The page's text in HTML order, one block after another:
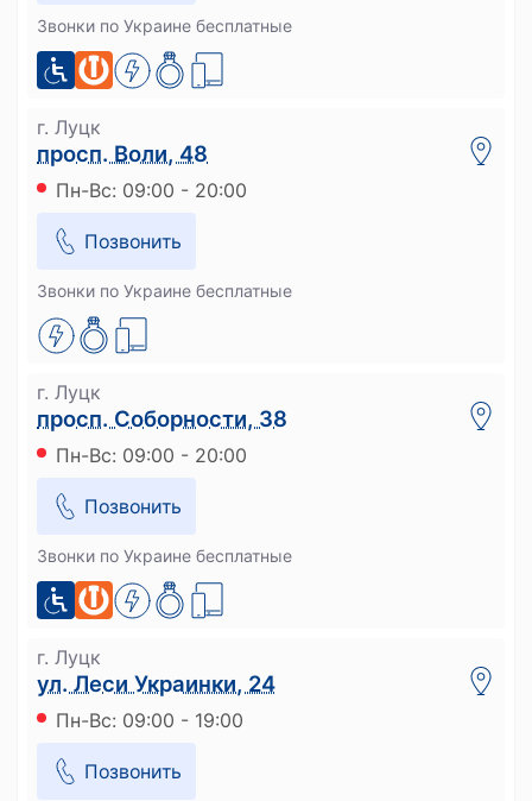
Звонки по Украине бесплатные
г. Луцк
просп. Воли, 48
Пн-Вс: 09:00 - 20:00
Позвонить
Звонки по Украине бесплатные
г. Луцк
просп. Соборности, 38
Пн-Вс: 09:00 - 20:00
Позвонить
Звонки по Украине бесплатные
г. Луцк
ул. Леси Украинки, 24
Пн-Вс: 09:00 - 19:00
Позвонить